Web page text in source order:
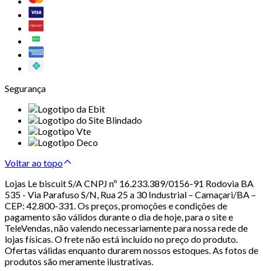
Segurança
Voltar ao topo
Lojas Le biscuit S/A CNPJ nº 16.233.389/0156-91 Rodovia BA
535 - Via Parafuso S/N, Rua 25 a 30 Industrial – Camaçari/BA –
CEP: 42.800-331. Os preços, promoções e condições de
pagamento são válidos durante o dia de hoje, para o site e
TeleVendas, não valendo necessariamente para nossa rede de
lojas físicas. O frete não está incluído no preço do produto.
Ofertas válidas enquanto durarem nossos estoques. As fotos de
produtos são meramente ilustrativas.